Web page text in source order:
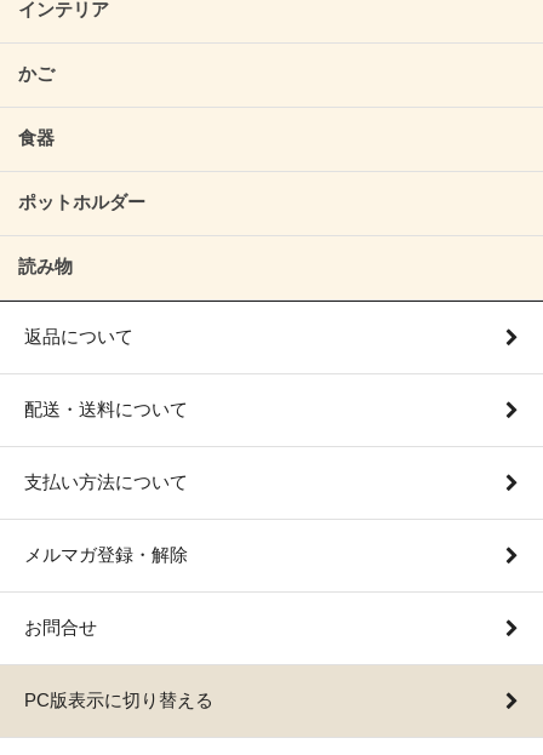
インテリア
かご
食器
ポットホルダー
読み物
返品について
配送・送料について
支払い方法について
メルマガ登録・解除
お問合せ
PC版表示に切り替える